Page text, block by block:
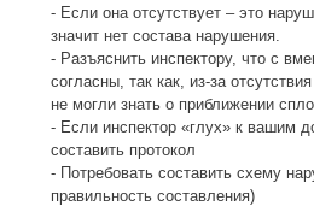
- Если она отсутствует – это
значит нет состава нарушения.
- Разъяснить инспектору, что с
согласны, так как, из-за
не могли знать о приближении
- Если инспектор «глух» к вашим
составить протокол
- Потребовать составить схему
правильность составления)